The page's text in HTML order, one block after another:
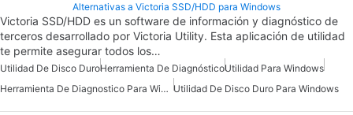
Alternativas a Victoria SSD/HDD para Windows
Victoria SSD/HDD es un software de información y diagnóstico de
terceros desarrollado por Victoria Utility. Esta aplicación de utilidad
te permite asegurar todos los…
Utilidad De Disco DuroHerramienta De DiagnósticoUtilidad Para Windows
Herramienta De Diagnostico Para Windows Utilidad De Disco Duro Para Windows